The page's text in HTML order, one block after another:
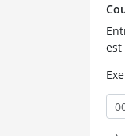
est